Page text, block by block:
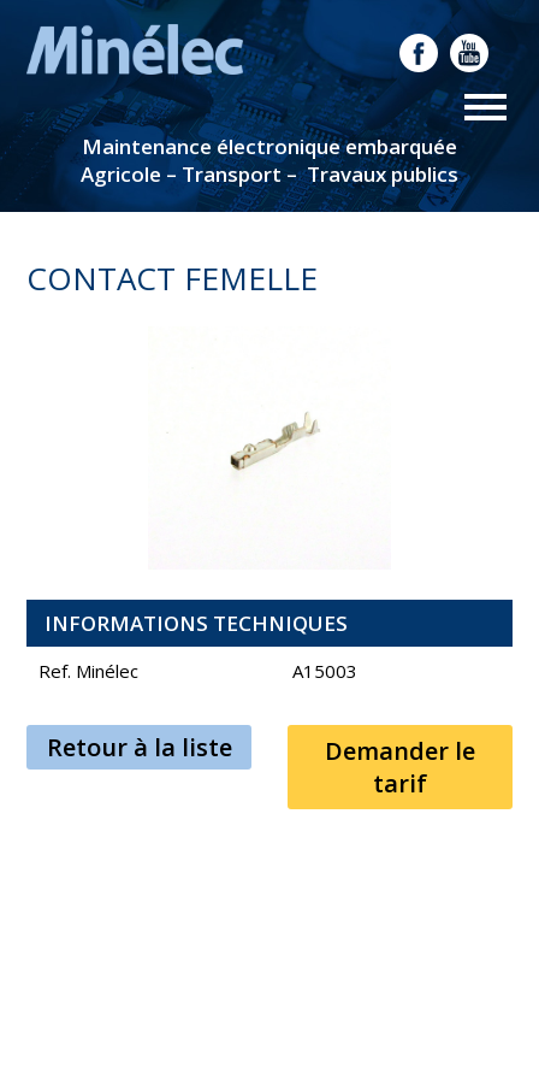
Maintenance électronique embarquée
Agricole – Transport – Travaux publics
CONTACT FEMELLE
INFORMATIONS TECHNIQUES
Ref. Minélec A15003
Retour à la liste
Demander le
tarif